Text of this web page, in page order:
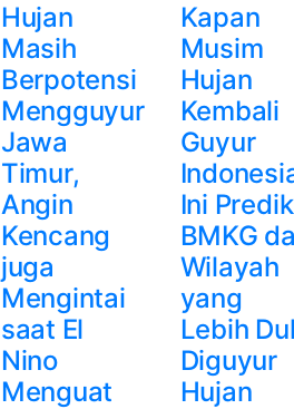
Hujan
Masih
Berpotensi
Mengguyur
Jawa
Timur,
Angin
Kencang
juga
Mengintai
saat El
Nino
Menguat
Kapan
Musim
Hujan
Kembali
Guyur
Ini
BMKG
Wilayah
yang
Lebih
Diguyur
Hujan